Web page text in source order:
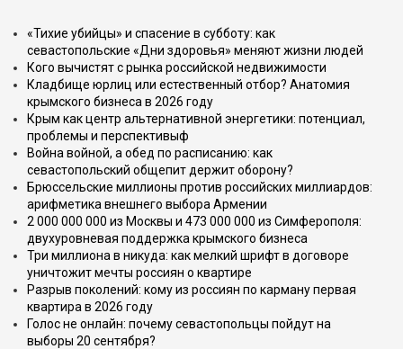
«Тихие убийцы» и спасение в субботу: как
севастопольские «Дни здоровья» меняют жизни людей
Кого вычистят с рынка российской недвижимости
Кладбище юрлиц или естественный отбор? Анатомия
крымского бизнеса в 2026 году
Крым как центр альтернативной энергетики: потенциал,
проблемы и перспективыф
Война войной, а обед по расписанию: как
севастопольский общепит держит оборону?
Брюссельские миллионы против российских миллиардов:
арифметика внешнего выбора Армении
2 000 000 000 из Москвы и 473 000 000 из Симферополя:
двухуровневая поддержка крымского бизнеса
Три миллиона в никуда: как мелкий шрифт в договоре
уничтожит мечты россиян о квартире
Разрыв поколений: кому из россиян по карману первая
квартира в 2026 году
Голос не онлайн: почему севастопольцы пойдут на
выборы 20 сентября?